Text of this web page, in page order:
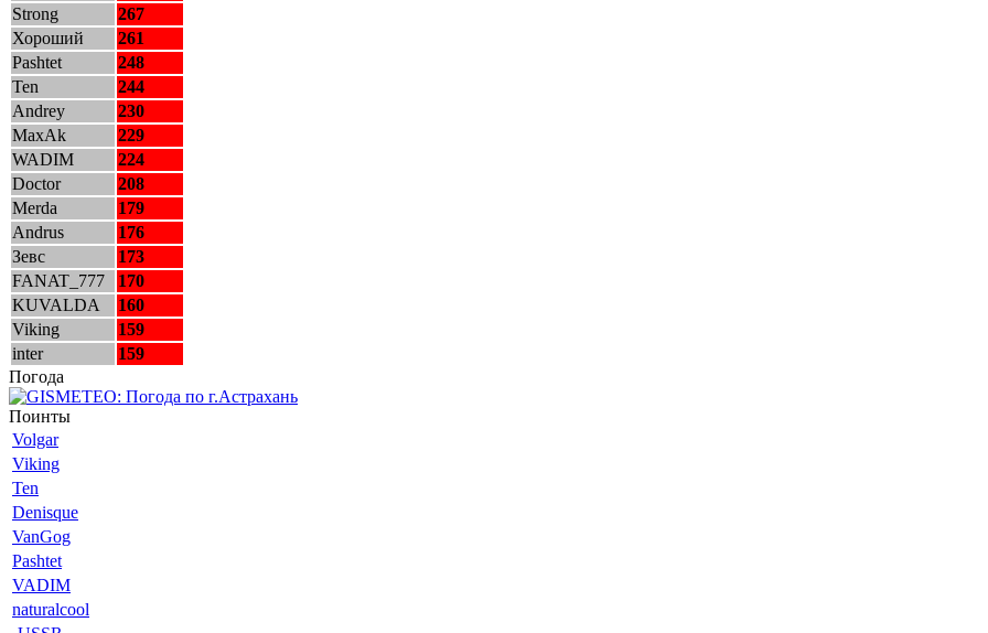
Strong
267
Хороший
261
Pashtet
248
Ten
244
Andrey
230
MaxAk
229
WADIM
224
Doctor
208
Merda
179
Andrus
176
Зевс
173
FANAT_777
170
KUVALDA
160
Viking
159
inter
159
Погода
Поинты
Volgar
Viking
Ten
Denisque
VanGog
Pashtet
VADIM
naturalcool